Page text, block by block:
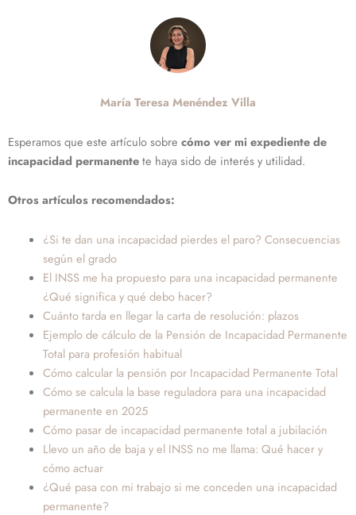
María Teresa Menéndez Villa
Esperamos que este artículo sobre cómo ver mi expediente de
incapacidad permanentete haya sido de interés y utilidad.
Otros artículos recomendados:
¿Si te dan una incapacidad pierdes el paro? Consecuencias
según el grado
El INSS me ha propuesto para una incapacidad permanente
¿Qué significa y qué debo hacer?
Cuánto tarda en llegar la carta de resolución: plazos
Ejemplo de cálculo de la Pensión de Incapacidad Permanente
Total para profesión habitual
Cómo calcular la pensión por Incapacidad Permanente Total
Cómo se calcula la base reguladora para una incapacidad
permanente en 2025
Cómo pasar de incapacidad permanente total a jubilación
Llevo un año de baja y el INSS no me llama: Qué hacer y
cómo actuar
¿Qué pasa con mi trabajo si me conceden una incapacidad
permanente?